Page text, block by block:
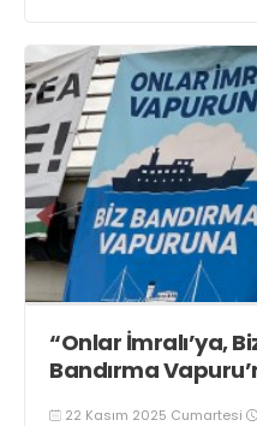
“Onlar İmralı’ya,
Bandırma
22 Kasım 2025 Cumartesi